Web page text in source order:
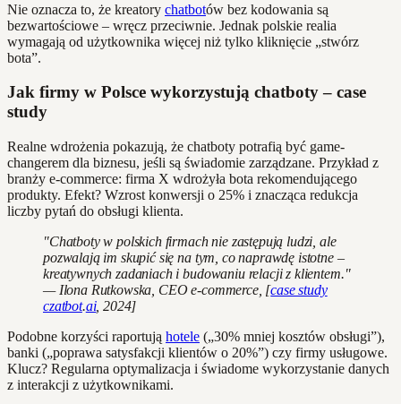
Nie oznacza to, że kreatory chatbotów bez kodowania są
bezwartościowe – wręcz przeciwnie. Jednak polskie realia
wymagają od użytkownika więcej niż tylko kliknięcie „stwórz
bota”.
Jak firmy w Polsce wykorzystują chatboty – case
study
Realne wdrożenia pokazują, że chatboty potrafią być game-
changerem dla biznesu, jeśli są świadomie zarządzane. Przykład z
branży e-commerce: firma X wdrożyła bota rekomendującego
produkty. Efekt? Wzrost konwersji o 25% i znacząca redukcja
liczby pytań do obsługi klienta.
"Chatboty w polskich firmach nie zastępują ludzi, ale
pozwalają im skupić się na tym, co naprawdę istotne –
kreatywnych zadaniach i budowaniu relacji z klientem."
— Ilona Rutkowska, CEO e-commerce, [case study
czatbot.ai, 2024]
Podobne korzyści raportują hotele („30% mniej kosztów obsługi”),
banki („poprawa satysfakcji klientów o 20%”) czy firmy usługowe.
Klucz? Regularna optymalizacja i świadome wykorzystanie danych
z interakcji z użytkownikami.